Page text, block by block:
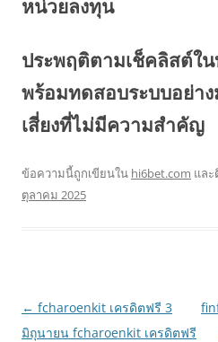
หน่วยลงทุน
ประพฤติตามเช็คลิสต์ใ
พร้อมทดสอบระบบอย่า
เสี่ยงที่ไม่มีความสำคัญ
ข้อความนี้ถูกเขียนใน hi6bet.com แล
ตุลาคม 2025
เมนู
นำทาง
← fcharoenkit เครดิตฟรี 3
มิถุนายน fcharoenkit เครดิตฟรี